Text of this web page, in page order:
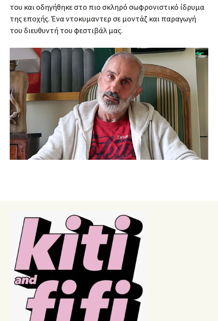
του και οδηγήθηκε στο πιο σκληρό σωφρονιστικό ίδρυμα
της εποχής. Ένα ντοκυμαντερ σε μοντάζ και παραγωγή
του διευθυντή του φεστιβάλ μας.